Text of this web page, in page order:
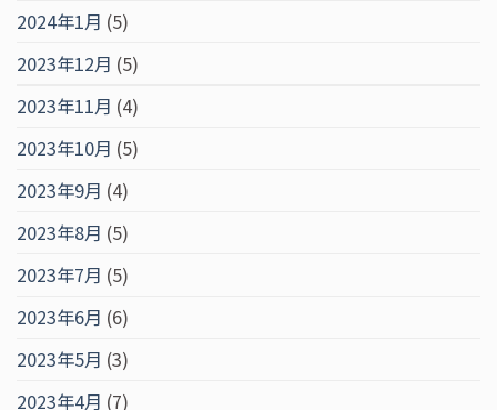
2024年1月 (5)
2023年12月 (5)
2023年11月 (4)
2023年10月 (5)
2023年9月 (4)
2023年8月 (5)
2023年7月 (5)
2023年6月 (6)
2023年5月 (3)
2023年4月 (7)